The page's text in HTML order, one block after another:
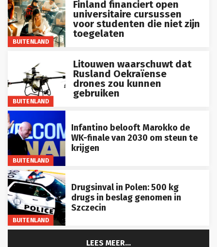
BUITENLAND
universitaire cursussen
voor studenten die niet zijn
toegelaten
BUITENLAND
Litouwen waarschuwt dat
Rusland Oekraïense
drones zou kunnen
gebruiken
BUITENLAND
Infantino belooft Marokko de
WK-finale van 2030 om steun te
krijgen
BUITENLAND
Drugsinval in Polen: 500 kg
drugs in beslag genomen in
Szczecin
LEES MEER...